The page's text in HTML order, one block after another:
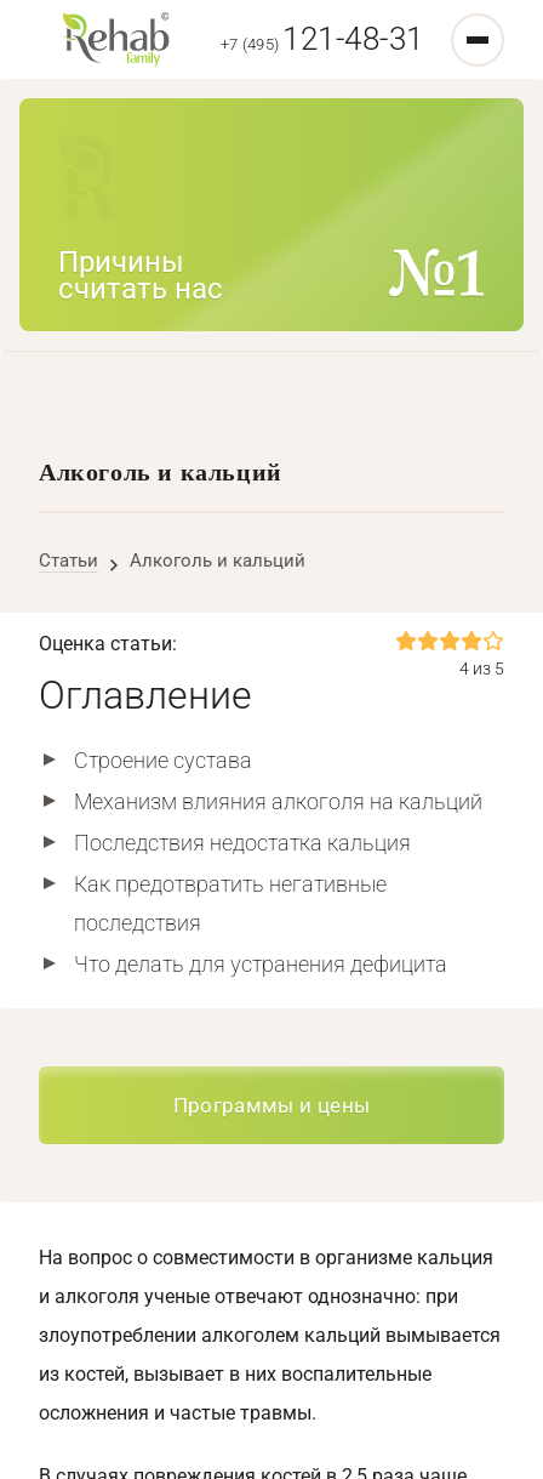
+7 (495) 121-48-31
Причины
считать нас
Алкоголь и кальций
Статьи Алкоголь и кальций
Оценка статьи:
4 из 5
Оглавление
Строение сустава
Механизм влияния алкоголя на кальций
Последствия недостатка кальция
Как предотвратить негативные
последствия
Что делать для устранения дефицита
Программы и цены
На вопрос о совместимости в организме кальция
и алкоголя ученые отвечают однозначно: при
злоупотреблении алкоголем кальций вымывается
из костей, вызывает в них воспалительные
осложнения и частые травмы.